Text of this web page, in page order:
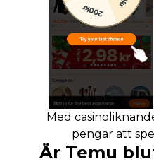
Med
pengar att
Är Temu